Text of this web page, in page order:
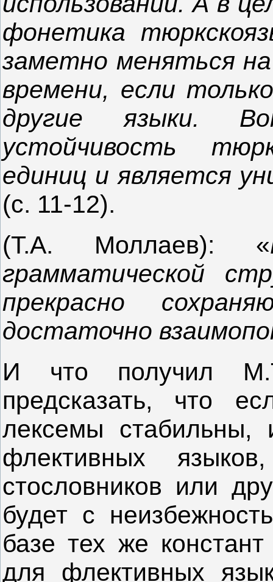
фонетика
заметно меняться
времени, если
другие языки.
устойчивость
единиц и является
(с. 11-12).
(Т.А. Моллаев): «
грамматической
прекрасно
достаточно
И что получил
предсказать, что
лексемы стабильны,
флективных
стословников или
будет с
базе тех же
для флективных